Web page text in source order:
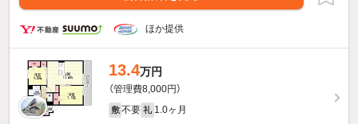
ほか提供
13.4万円
（管理費8,000円）
敷 不要 礼 1.0ヶ月